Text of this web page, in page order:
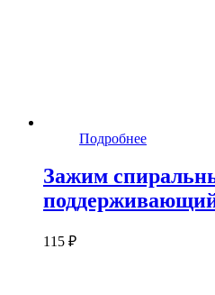
Подробнее
Зажим
115 ₽